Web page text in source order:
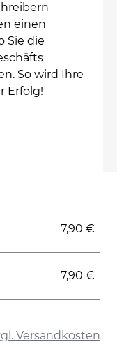
einen
Sie die
So wird Ihre
Erfolg!
Versandkosten
7,90 €
7,90 €